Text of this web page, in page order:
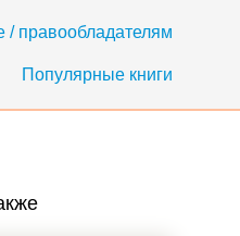
/ правообладателям
Популярные книги